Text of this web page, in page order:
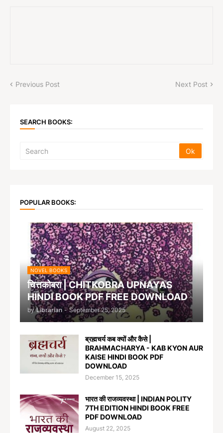
Previous Post Next Post
SEARCH BOOKS:
POPULAR BOOKS:
NOVEL BOOKS
चित्तकोबरा | CHITKOBRA UPNAYAS
HINDI BOOK PDF FREE DOWNLOAD
by Librarian - September 25, 2025
ब्रह्मचर्य कब क्यों और कैसे |
BRAHMACHARYA - KAB KYON AUR
KAISE HINDI BOOK PDF
DOWNLOAD
December 15, 2025
भारत की राजव्यवस्था | INDIAN POLITY
7TH EDITION HINDI BOOK FREE
PDF DOWNLOAD
August 22, 2025